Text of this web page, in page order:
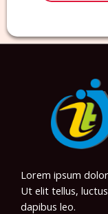
Lorem ipsum
Ut elit tellus,
dapibus leo.